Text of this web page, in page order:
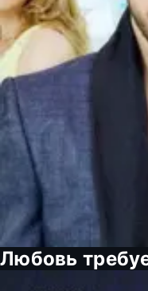
Любовь